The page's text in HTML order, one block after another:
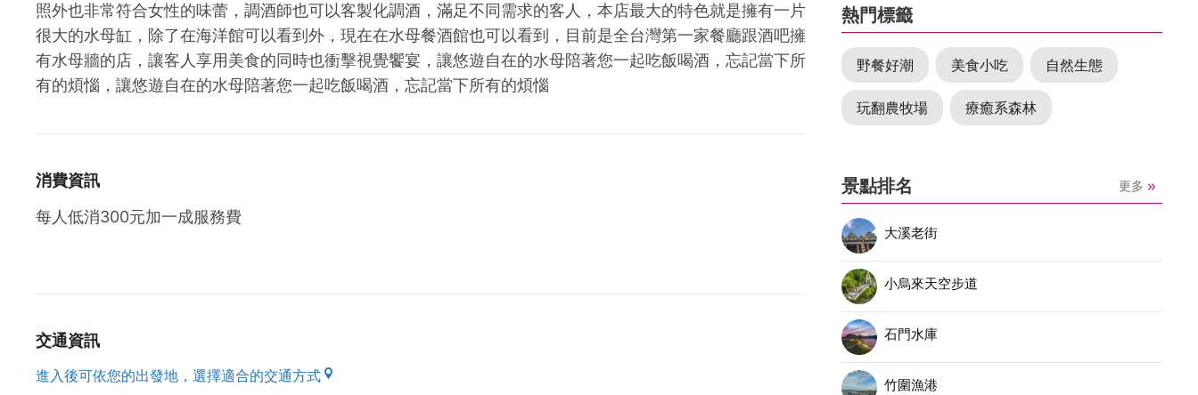
照外也非常符合女性的味蕾，調酒師也可以客製化調酒，滿足不同需求的客人，本店最大的特色就是擁有一片
很大的水母缸，除了在海洋館可以看到外，現在在水母餐酒館也可以看到，目前是全台灣第一家餐廳跟酒吧擁
有水母牆的店，讓客人享用美食的同時也衝擊視覺饗宴，讓悠遊自在的水母陪著您一起吃飯喝酒，忘記當下所
有的煩惱，讓悠遊自在的水母陪著您一起吃飯喝酒，忘記當下所有的煩惱
消費資訊
每人低消300元加一成服務費
交通資訊
進入後可依您的出發地，選擇適合的交通方式
熱門標籤
野餐好潮 美食小吃 自然生態
玩翻農牧場 療癒系森林
景點排名 更多
大溪老街
小烏來天空步道
石門水庫
竹圍漁港